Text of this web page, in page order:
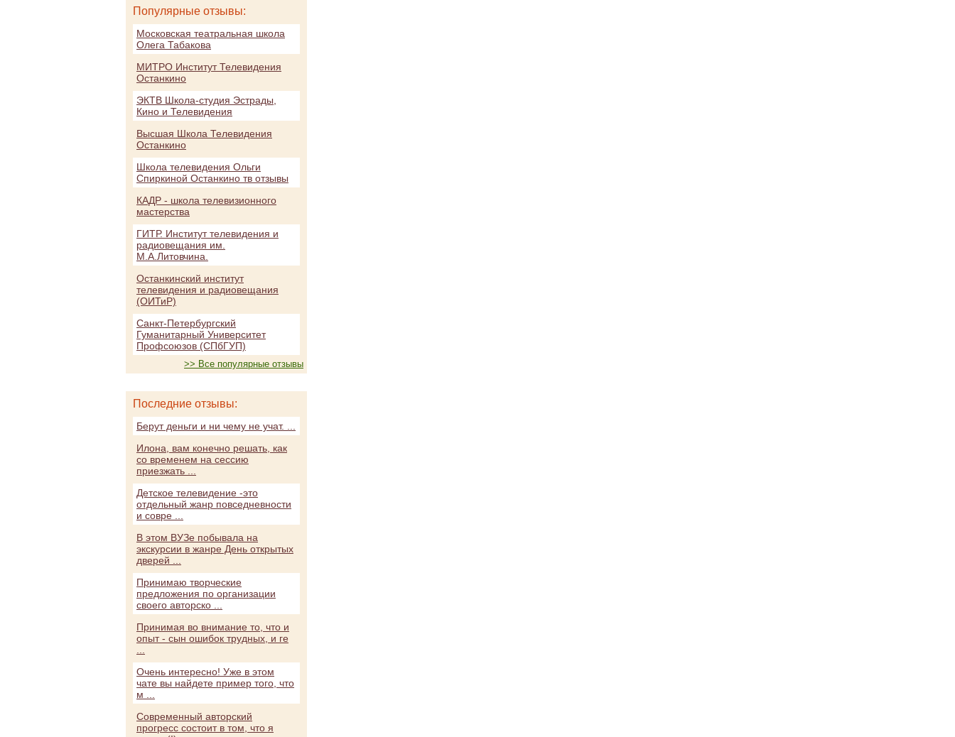
Популярные отзывы:
Московская театральная школа
Олега Табакова
МИТРО Институт Телевидения
Останкино
ЭКТВ Школа-студия Эстрады,
Кино и Телевидения
Высшая Школа Телевидения
Останкино
Школа телевидения Ольги
Спиркиной Останкино тв отзывы
КАДР - школа телевизионного
мастерства
ГИТР. Институт телевидения и
радиовещания им.
М.А.Литовчина.
Останкинский институт
телевидения и радиовещания
(ОИТиР)
Санкт-Петербургский
Гуманитарный Университет
Профсоюзов (СПбГУП)
>> Все популярные отзывы
Последние отзывы:
Берут деньги и ни чему не учат. ...
Илона, вам конечно решать, как
со временем на сессию
приезжать ...
Детское телевидение -это
отдельный жанр повседневности
и совре ...
В этом ВУЗе побывала на
экскурсии в жанре День открытых
дверей ...
Принимаю творческие
предложения по организации
своего авторско ...
Принимая во внимание то, что и
опыт - сын ошибок трудных, и ге
Очень интересно! Уже в этом
чате вы найдете пример того, что
м ...
Современный авторский
прогресс состоит в том, что я